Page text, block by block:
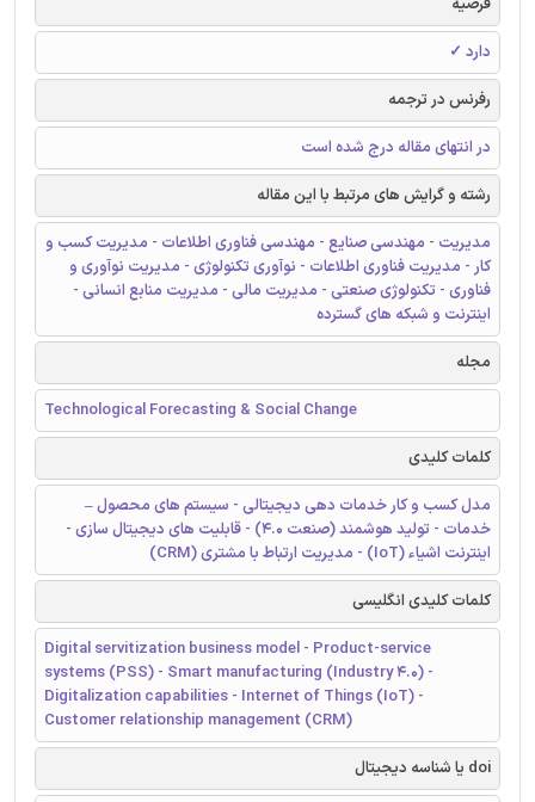
دارد ✓
رفرنس در ترجمه
در انتهای مقاله درج شده است
رشته و گرایش های مرتبط با این مقاله
مدیریت - مهندسی صنایع - مهندسی فناوری اطلاعات - مدیریت کسب و
کار - مدیریت فناوری اطلاعات - نوآوری تکنولوژی - مدیریت نوآوری و
فناوری - تکنولوژی صنعتی - مدیریت مالی - مدیریت منابع انسانی -
اینترنت و شبکه های گسترده
مجله
Technological Forecasting & Social Change
کلمات کلیدی
مدل کسب و کار خدمات دهی دیجیتالی - سیستم های محصول –
خدمات - تولید هوشمند (صنعت 4.0) - قابلیت های دیجیتال سازی -
اینترنت اشیاء (IoT) - مدیریت ارتباط با مشتری (CRM)
کلمات کلیدی انگلیسی
Digital servitization business model - Product-service
systems (PSS) - Smart manufacturing (Industry 4.0) -
Digitalization capabilities - Internet of Things (IoT) -
Customer relationship management (CRM)
doi یا شناسه دیجیتال